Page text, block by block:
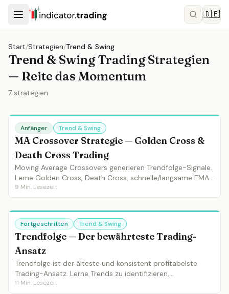
🇩🇪
Start/Strategien/Trend & Swing
Trend & Swing Trading Strategien
— Reite das Momentum
7 strategien
Anfänger Trend & Swing
MA Crossover Strategie — Golden Cross &
Death Cross Trading
Moving Average Crossovers generieren Trendfolge-Signale.
Lerne Golden Cross, Death Cross, schnelle/langsame EMA-
Crossovers und praktische MA-Crossover-Systeme.
9 Min. Lesezeit
Fortgeschritten Trend & Swing
Trendfolge — Der bewährteste Trading-
Ansatz
Trendfolge ist der älteste und konsistent profitabelste
Trading-Ansatz. Lerne Trends zu identifizieren,
einzusteigen, zu managen und auszusteigen.
11 Min. Lesezeit